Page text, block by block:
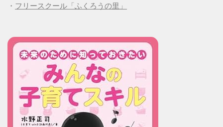
・ フリースクール「ふくろうの里」